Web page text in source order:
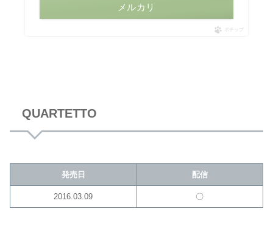
メルカリ
ポチップ
QUARTETTO
発売日 配信
2016.03.09 〇